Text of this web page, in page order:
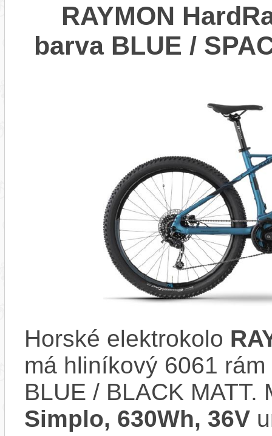
RAYMON
barva BLUE /
Horské elektrokolo
má hliníkový 6061
BLUE / BLACK
Simplo, 630Wh, 36V